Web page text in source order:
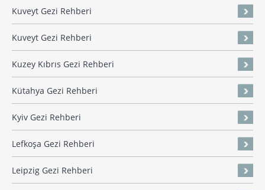
Kuveyt Gezi Rehberi
Kuveyt Gezi Rehberi
Kuzey Kıbrıs Gezi Rehberi
Kütahya Gezi Rehberi
Kyiv Gezi Rehberi
Lefkoşa Gezi Rehberi
Leipzig Gezi Rehberi